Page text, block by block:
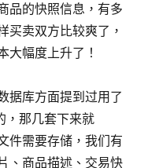
品的快照信息，有多
买卖双方比较爽了，
大幅度上升了！
据库方面提到过用了
，那几套下来就
需要存储，我们有
、商品描述、交易快